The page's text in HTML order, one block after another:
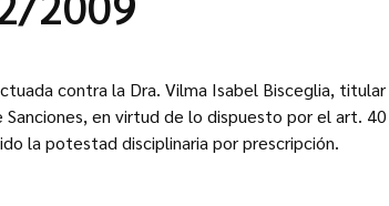
contra la Dra. Vilma Isabel Bisceglia,
Sanciones, en virtud de lo dispuesto por el art.
la potestad disciplinaria por prescripción.